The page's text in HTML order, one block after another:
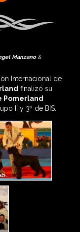
Manzano &
Internacional de
finalizó su
Pomerland
II y 3º de BIS.